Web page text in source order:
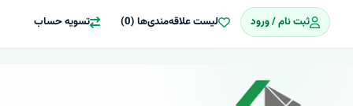
ثبت نام / ورود لیست علاقه‌مندی‌ها (0) تسویه حساب